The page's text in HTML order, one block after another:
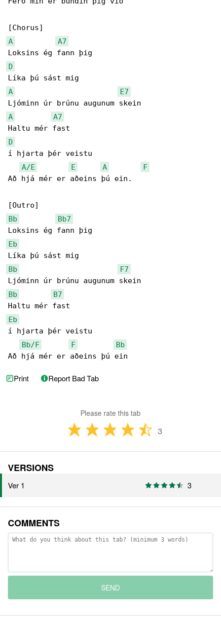
A
A7
D
A
E7
A
A7
D
í hjarta þér veistu
A/E
E A
F
Að hjá mér er aðeins þú ein.
Bb
Bb7
Eb
Bb
F7
Bb
B7
Eb
í hjarta þér veistu
Bb/F
F
Bb
Að hjá mér er aðeins þú ein
Print Report Bad Tab
Please rate this tab
3
VERSIONS
Ver 1 3
COMMENTS
SEND